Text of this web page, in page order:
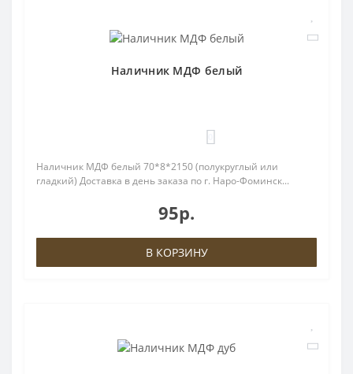
Наличник МДФ белый
Наличник МДФ белый 70*8*2150 (полукруглый или
гладкий) Доставка в день заказа по г. Наро-Фоминск...
95р.
В КОРЗИНУ